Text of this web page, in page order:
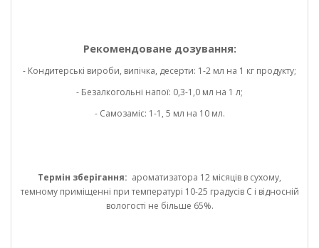
Рекомендоване дозування:
- Кондитерські вироби, випічка, десерти: 1-2 мл на 1 кг продукту;
- Безалкогольні напої: 0,3-1,0 мл на 1 л;
- Самозаміс: 1-1, 5 мл на 10 мл.
Термін зберігання: ароматизатора 12 місяців в сухому,
темному приміщенні при температурі 10-25 градусів С і відносній
вологості не більше 65%.